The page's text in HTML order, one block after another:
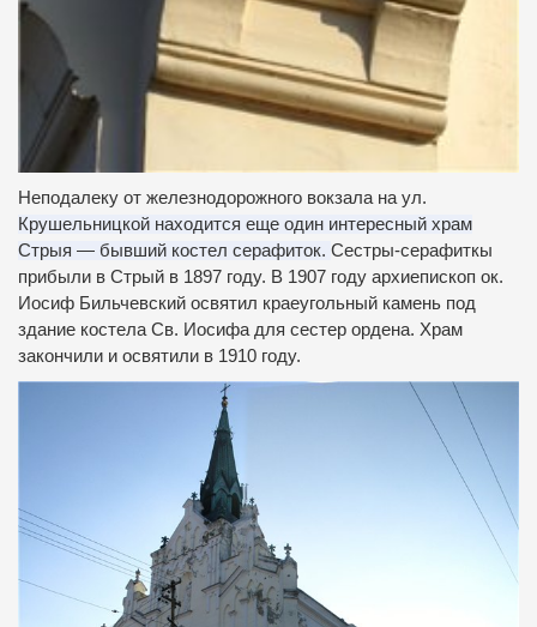
Неподалеку от железнодорожного вокзала на ул.
Крушельницкой находится еще один интересный храм
Стрыя — бывший костел серафиток. Сестры-серафиткы
прибыли в Стрый в 1897 году. В 1907 году архиепископ ок.
Иосиф Бильчевский освятил краеугольный камень под
здание костела Св. Иосифа для сестер ордена. Храм
закончили и освятили в 1910 году.